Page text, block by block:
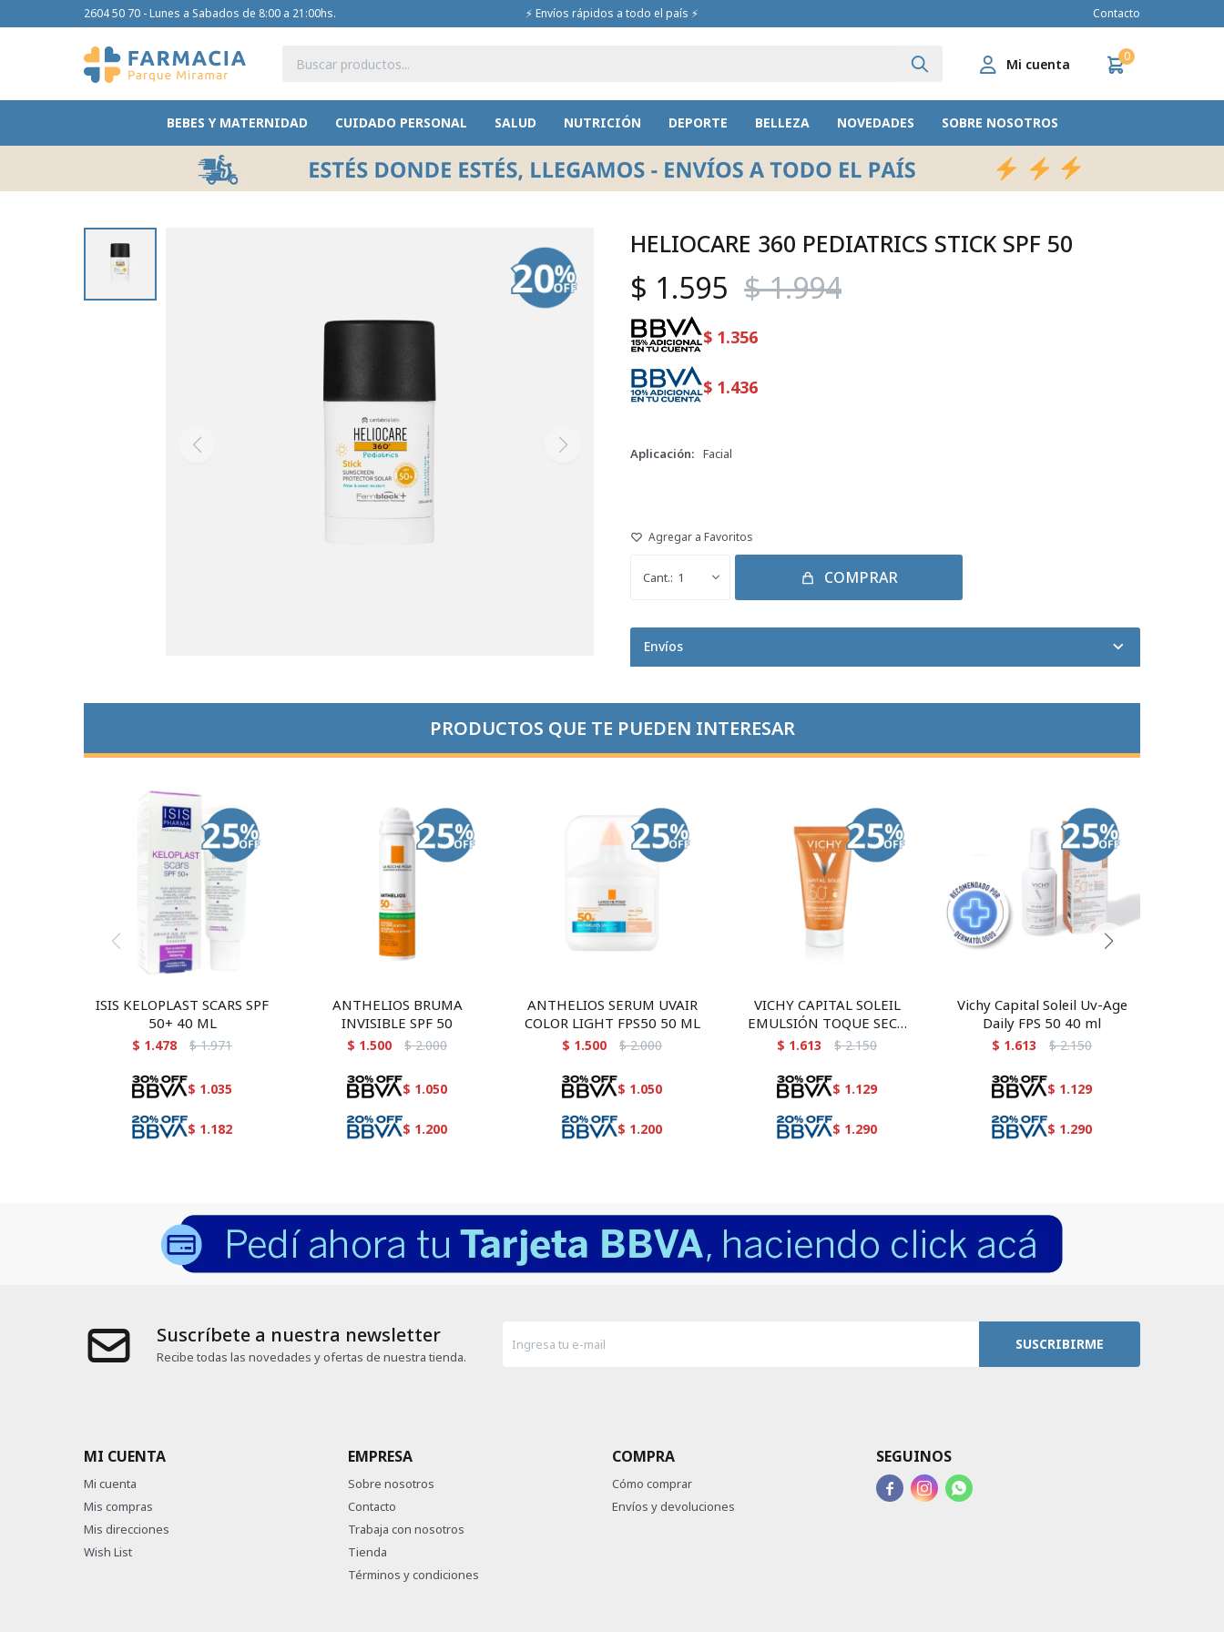
BEBES Y MATERNIDAD CUIDADO PERSONAL SALUD NUTRICIÓN DEPORTE BELLEZA NOVEDADES SOBRE NOSOTROS
0
2604 50 70 - Lunes a Sabados de 8:00 a 21:00hs. ⚡ Envíos rápidos a todo el país ⚡ Contacto
HELIOCARE 360 PEDIATRICS STICK SPF 50
$ 1.595 $1.994
$ 1.356
$ 1.436
Aplicación Facial
1 COMPRAR
Envíos
PRODUCTOS QUE TE PUEDEN INTERESAR
ISIS KELOPLAST SCARS SPF
50+ 40 ML
$ 1.478 $ 1.971
$ 1.035
$ 1.182
ANTHELIOS BRUMA
INVISIBLE SPF 50
$ 1.500 $ 2.000
$ 1.050
$ 1.200
ANTHELIOS SERUM UVAIR
COLOR LIGHT FPS50 50 ML
$ 1.500 $ 2.000
$ 1.050
$ 1.200
VICHY CAPITAL SOLEIL
EMULSIÓN TOQUE SECO
FACIAL SPF 50 50 ML - dry
$ 1.613 $ 2.150
$ 1.129
$ 1.290
Vichy Capital Soleil Uv-Age
Daily FPS 50 40 ml
$ 1.613 $ 2.150
$ 1.129
$ 1.290
Suscríbete a nuestra newsletter
Recibe todas las novedades y ofertas de nuestra tienda.
SUSCRIBIRME
MI CUENTA
Mi cuenta
Mis compras
Mis direcciones
Wish List
EMPRESA
Sobre nosotros
Contacto
Trabaja con nosotros
Tienda
Términos y condiciones
COMPRA
Cómo comprar
Envíos y devoluciones
SEGUINOS
  